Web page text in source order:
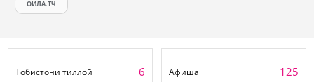
ОИЛА.ТЧ
Тобистони тиллоӣ 6 Афиша 125